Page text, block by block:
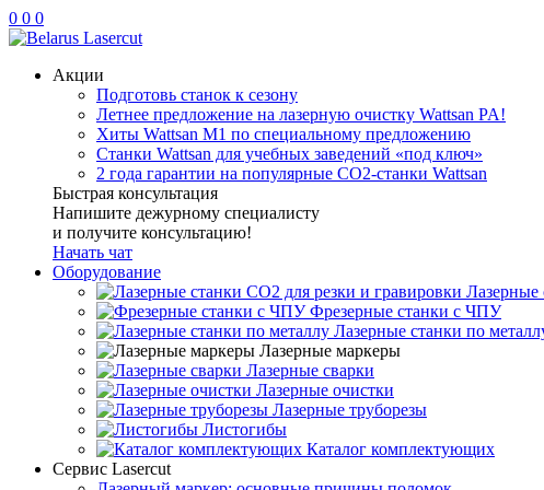
0 0 0
Акции
Подготовь станок к сезону
Летнее предложение на лазерную очистку Wattsan PA!
Хиты Wattsan M1 по специальному предложению
Станки Wattsan для учебных заведений «под ключ»
2 года гарантии на популярные CO2-станки Wattsan
Быстрая консультация
Напишите дежурному специалисту
и получите консультацию!
Начать чат
Оборудование
Лазерные
Фрезерные станки с ЧПУ
Лазерные станки по
Лазерные маркеры
Лазерные сварки
Лазерные очистки
Лазерные труборезы
Листогибы
Каталог комплектующих
Сервис Lasercut